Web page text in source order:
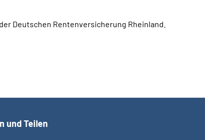
Deutschen Rentenversicherung Rheinland.
und Teilen